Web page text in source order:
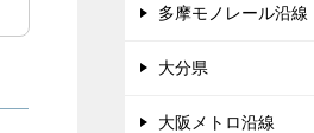
多摩モノレール沿線
大分県
大阪メトロ沿線